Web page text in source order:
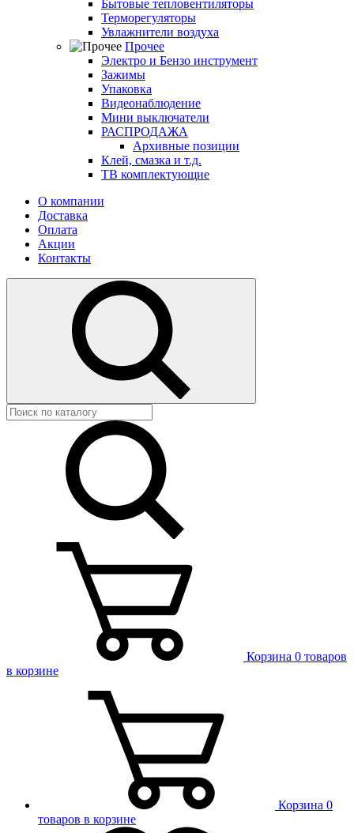
Бытовые тепловентиляторы
Терморегуляторы
Увлажнители воздуха
Прочее
Электро и Бензо инструмент
Зажимы
Упаковка
Видеонаблюдение
Мини выключатели
РАСПРОДАЖА
Архивные позиции
Клей, смазка и т.д.
ТВ комплектующие
О компании
Доставка
Оплата
Акции
Контакты
Корзина 0 товаров
в корзине
Корзина 0
товаров в корзине